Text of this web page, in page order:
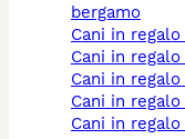
bergamo
cani in
cani in
cani in
cani in
cani in